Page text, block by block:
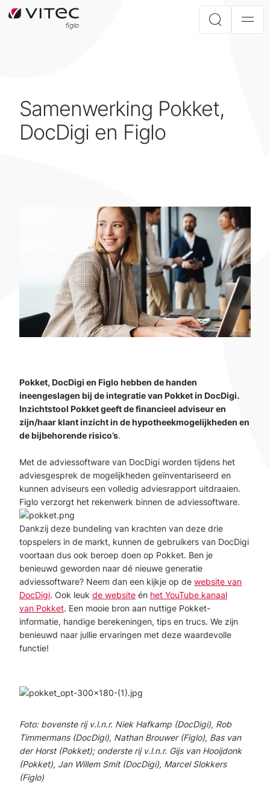
Samenwerking Pokket,
DocDigi en Figlo
Pokket, DocDigi en Figlo hebben de handen
ineengeslagen bij de integratie van Pokket in DocDigi.
Inzichtstool Pokket geeft de financieel adviseur en
zijn/haar klant inzicht in de hypotheekmogelijkheden en
de bijbehorende risico’s.
Met de adviessoftware van DocDigi worden tijdens het
adviesgesprek de mogelijkheden geïnventariseerd en
kunnen adviseurs een volledig adviesrapport uitdraaien.
Figlo verzorgt het rekenwerk binnen de adviessoftware.
Dankzij deze bundeling van krachten van deze drie
topspelers in de markt, kunnen de gebruikers van DocDigi
voortaan dus ook beroep doen op Pokket. Ben je
benieuwd geworden naar dé nieuwe generatie
adviessoftware? Neem dan een kijkje op de website van
DocDigi. Ook leuk de website én het YouTube kanaal
van Pokket. Een mooie bron aan nuttige Pokket-
informatie, handige berekeningen, tips en trucs. We zijn
benieuwd naar jullie ervaringen met deze waardevolle
functie!
Foto: bovenste rij v.l.n.r. Niek Hafkamp (DocDigi), Rob
Timmermans (DocDigi), Nathan Brouwer (Figlo), Bas van
der Horst (Pokket); onderste rij v.l.n.r. Gijs van Hooijdonk
(Pokket), Jan Willem Smit (DocDigi), Marcel Slokkers
(Figlo)